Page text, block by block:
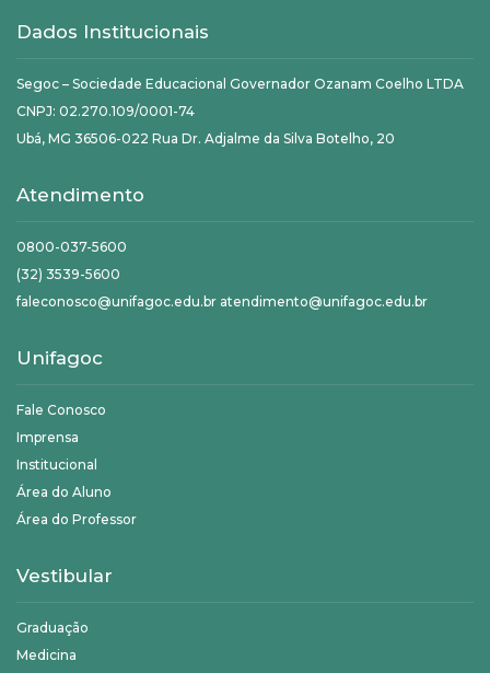
Dados Institucionais
Segoc – Sociedade Educacional Governador Ozanam Coelho LTDA
CNPJ: 02.270.109/0001-74
Ubá, MG 36506-022 Rua Dr. Adjalme da Silva Botelho, 20
Atendimento
0800-037-5600
(32) 3539-5600
faleconosco@unifagoc.edu.br atendimento@unifagoc.edu.br
Unifagoc
Fale Conosco
Imprensa
Institucional
Área do Aluno
Área do Professor
Vestibular
Graduação
Medicina